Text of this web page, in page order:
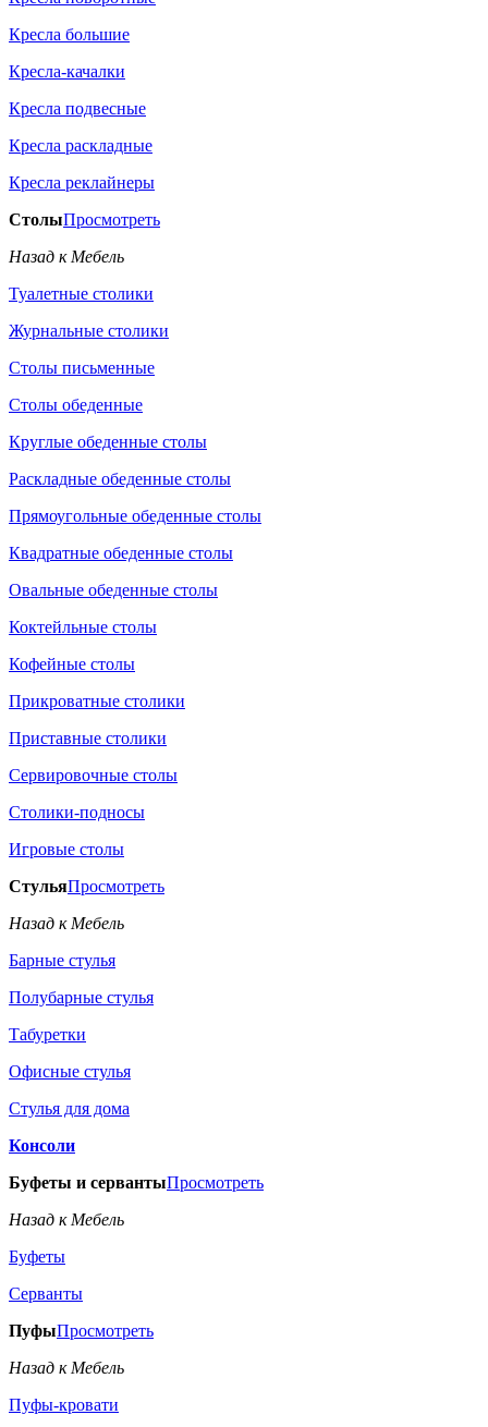
Кресла большие
Кресла-качалки
Кресла подвесные
Кресла раскладные
Кресла реклайнеры
СтолыПросмотреть
Назад к Мебель
Туалетные столики
Журнальные столики
Столы письменные
Столы обеденные
Круглые обеденные столы
Раскладные обеденные столы
Прямоугольные обеденные столы
Квадратные обеденные столы
Овальные обеденные столы
Коктейльные столы
Кофейные столы
Прикроватные столики
Приставные столики
Сервировочные столы
Столики-подносы
Игровые столы
СтульяПросмотреть
Назад к Мебель
Барные стулья
Полубарные стулья
Табуретки
Офисные стулья
Стулья для дома
Консоли
Буфеты и сервантыПросмотреть
Назад к Мебель
Буфеты
Серванты
ПуфыПросмотреть
Назад к Мебель
Пуфы-кровати